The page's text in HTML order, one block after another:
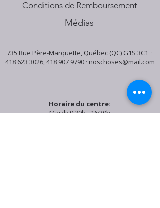
Conditions de Remboursement
Médias
735 Rue Père-Marquette, Québec (QC) G1S 3C1 ·
418 623 3026,418 907 9790· noschoses@mail.com
Horaire du centre:
Mardi: 9:30h - 16:30h